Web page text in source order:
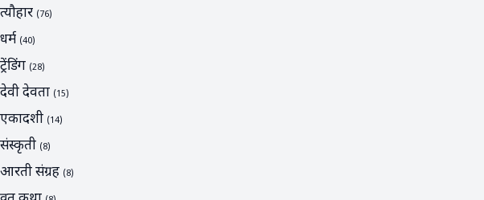
त्यौहार (76)
धर्म (40)
ट्रेंडिंग (28)
देवी देवता (15)
एकादशी (14)
संस्कृती (8)
आरती संग्रह (8)